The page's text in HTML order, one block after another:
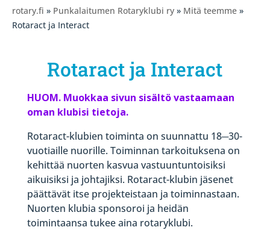
rotary.fi » Punkalaitumen Rotaryklubi ry » Mitä teemme »
Rotaract ja Interact
Rotaract ja Interact
HUOM. Muokkaa sivun sisältö vastaamaan
oman klubisi tietoja.
Rotaract-klubien toiminta on suunnattu 18─30-
vuotiaille nuorille. Toiminnan tarkoituksena on
kehittää nuorten kasvua vastuuntuntoisiksi
aikuisiksi ja johtajiksi. Rotaract-klubin jäsenet
päättävät itse projekteistaan ja toiminnastaan.
Nuorten klubia sponsoroi ja heidän
toimintaansa tukee aina rotaryklubi.